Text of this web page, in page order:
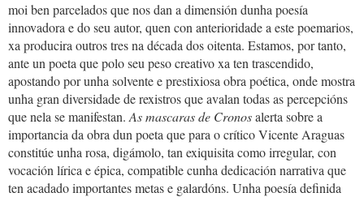
moi ben parcelados que nos dan a dimensión dunha poesía
innovadora e do seu autor, quen con anterioridade a este poemarios,
xa producira outros tres na década dos oitenta. Estamos, por tanto,
ante un poeta que polo seu peso creativo xa ten trascendido,
apostando por unha solvente e prestixiosa obra poética, onde mostra
unha gran diversidade de rexistros que avalan todas as percepcións
que nela se manifestan. As mascaras de Cronosalerta sobre a
importancia da obra dun poeta que para o crítico Vicente Araguas
constitúe unha rosa, digámolo, tan exiquisita como irregular, con
vocación lírica e épica, compatible cunha dedicación narrativa que
ten acadado importantes metas e galardóns. Unha poesía definida